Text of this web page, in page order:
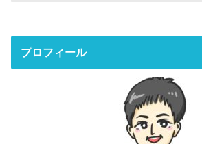
プロフィール